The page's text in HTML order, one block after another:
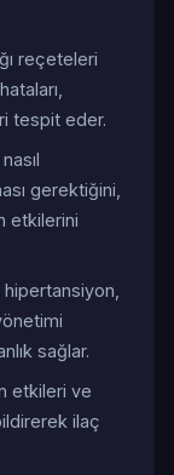
reçeteleri
tespit eder.
gerektiğini,
etkilerini
sağlar.
etkileri ve
ilaç